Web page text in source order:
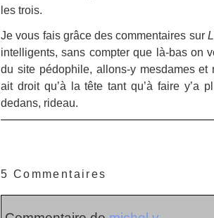
les trois.
Je vous fais grâce des commentaires sur
intelligents, sans compter que là-bas on
du site pédophile, allons-y mesdames et
ait droit qu’à la tête tant qu’à faire y’a
dedans, rideau.
5 Commentaires